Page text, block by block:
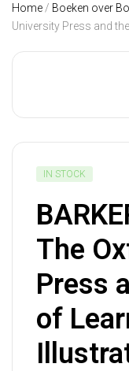
Home / Boeken over
University Press and
IN STOCK
The
Press
of